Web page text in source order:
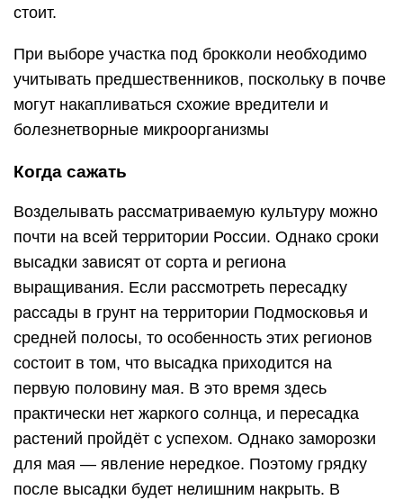
стоит.
При выборе участка под брокколи необходимо
учитывать предшественников, поскольку в почве
могут накапливаться схожие вредители и
болезнетворные микроорганизмы
Когда сажать
Возделывать рассматриваемую культуру можно
почти на всей территории России. Однако сроки
высадки зависят от сорта и региона
выращивания. Если рассмотреть пересадку
рассады в грунт на территории Подмосковья и
средней полосы, то особенность этих регионов
состоит в том, что высадка приходится на
первую половину мая. В это время здесь
практически нет жаркого солнца, и пересадка
растений пройдёт с успехом. Однако заморозки
для мая — явление нередкое. Поэтому грядку
после высадки будет нелишним накрыть. В